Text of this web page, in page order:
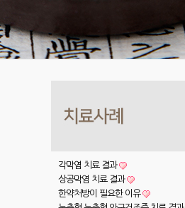
각막염 치료 결과
상공막염 치료 결과
한약처방이 필요한 이유